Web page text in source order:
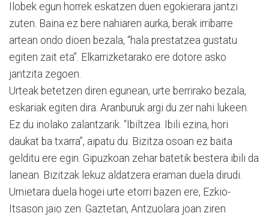
Ilobek egun horrek eskatzen duen egokierara jantzi
zuten. Baina ez bere nahiaren aurka, berak irribarre
artean ondo dioen bezala, “hala prestatzea gustatu
egiten zait eta”. Elkarrizketarako ere dotore asko
jantzita zegoen.
Urteak betetzen diren egunean, urte berrirako bezala,
eskariak egiten dira. Aranburuk argi du zer nahi lukeen.
Ez du inolako zalantzarik. “Ibiltzea. Ibili ezina, hori
daukat ba txarra”, aipatu du. Bizitza osoan ez baita
gelditu ere egin. Gipuzkoan zehar batetik bestera ibili da
lanean. Bizitzak lekuz aldatzera eraman duela dirudi.
Urnietara duela hogei urte etorri bazen ere, Ezkio-
Itsason jaio zen. Gaztetan, Antzuolara joan ziren